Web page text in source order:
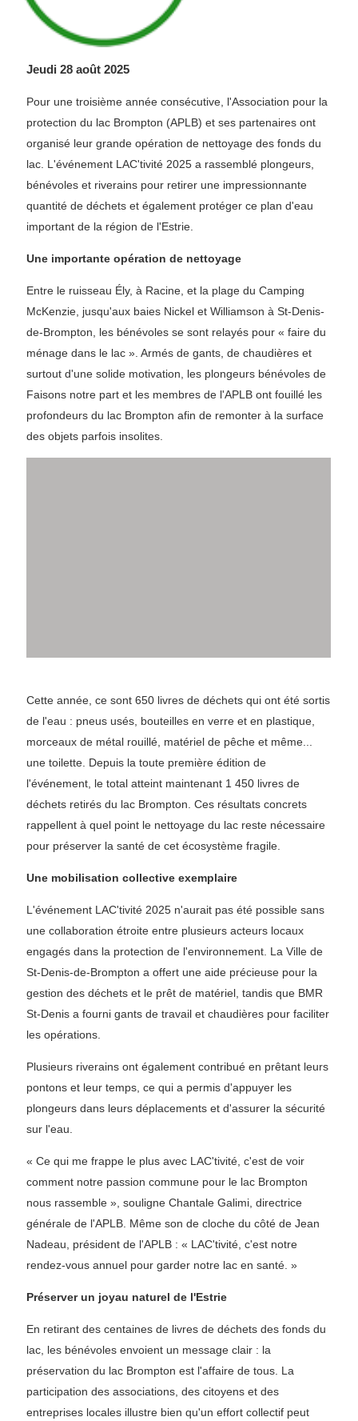
Jeudi 28 août 2025
Pour une troisième année consécutive, l'Association pour la
protection du lac Brompton (APLB) et ses partenaires ont
organisé leur grande opération de nettoyage des fonds du
lac. L'événement LAC'tivité 2025 a rassemblé plongeurs,
bénévoles et riverains pour retirer une impressionnante
quantité de déchets et également protéger ce plan d'eau
important de la région de l'Estrie.
Une importante opération de nettoyage
Entre le ruisseau Ély, à Racine, et la plage du Camping
McKenzie, jusqu'aux baies Nickel et Williamson à St-Denis-
de-Brompton, les bénévoles se sont relayés pour « faire du
ménage dans le lac ». Armés de gants, de chaudières et
surtout d'une solide motivation, les plongeurs bénévoles de
Faisons notre part et les membres de l'APLB ont fouillé les
profondeurs du lac Brompton afin de remonter à la surface
des objets parfois insolites.
Cette année, ce sont 650 livres de déchets qui ont été sortis
de l'eau : pneus usés, bouteilles en verre et en plastique,
morceaux de métal rouillé, matériel de pêche et même...
une toilette. Depuis la toute première édition de
l'événement, le total atteint maintenant 1 450 livres de
déchets retirés du lac Brompton. Ces résultats concrets
rappellent à quel point le nettoyage du lac reste nécessaire
pour préserver la santé de cet écosystème fragile.
Une mobilisation collective exemplaire
L'événement LAC'tivité 2025 n'aurait pas été possible sans
une collaboration étroite entre plusieurs acteurs locaux
engagés dans la protection de l'environnement. La Ville de
St-Denis-de-Brompton a offert une aide précieuse pour la
gestion des déchets et le prêt de matériel, tandis que BMR
St-Denis a fourni gants de travail et chaudières pour faciliter
les opérations.
Plusieurs riverains ont également contribué en prêtant leurs
pontons et leur temps, ce qui a permis d'appuyer les
plongeurs dans leurs déplacements et d'assurer la sécurité
sur l'eau.
« Ce qui me frappe le plus avec LAC'tivité, c'est de voir
comment notre passion commune pour le lac Brompton
nous rassemble », souligne Chantale Galimi, directrice
générale de l'APLB. Même son de cloche du côté de Jean
Nadeau, président de l'APLB : « LAC'tivité, c'est notre
rendez-vous annuel pour garder notre lac en santé. »
Préserver un joyau naturel de l'Estrie
En retirant des centaines de livres de déchets des fonds du
lac, les bénévoles envoient un message clair : la
préservation du lac Brompton est l'affaire de tous. La
participation des associations, des citoyens et des
entreprises locales illustre bien qu'un effort collectif peut